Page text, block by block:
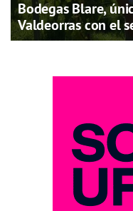
Bodegas Blare,
Valdeorras con el